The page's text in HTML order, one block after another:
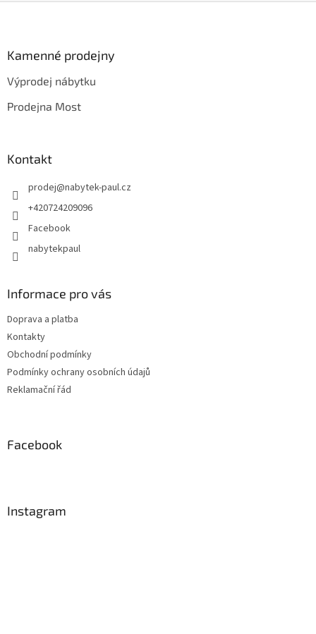
Kamenné prodejny
Výprodej nábytku
Prodejna Most
Kontakt
prodej@nabytek-paul.cz
+420724209096
Facebook
nabytekpaul
Informace pro vás
Doprava a platba
Kontakty
Obchodní podmínky
Podmínky ochrany osobních údajů
Reklamační řád
Facebook
Instagram